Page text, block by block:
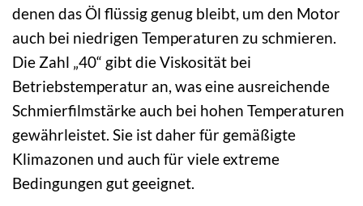
denen das Öl flüssig genug bleibt, um den Motor
auch bei niedrigen Temperaturen zu schmieren.
Die Zahl „40“ gibt die Viskosität bei
Betriebstemperatur an, was eine ausreichende
Schmierfilmstärke auch bei hohen Temperaturen
gewährleistet. Sie ist daher für gemäßigte
Klimazonen und auch für viele extreme
Bedingungen gut geeignet.